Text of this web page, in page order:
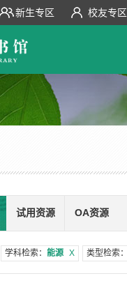
新生专区 校友专区
试用资源 OA资源
学科检索： 能源 X 类型检索：